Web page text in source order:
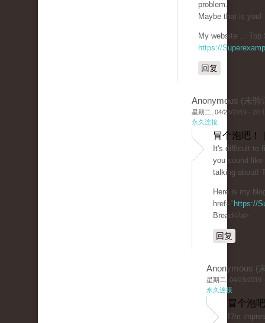
problem.
Maybe that is you!
My website ... Top
https://
回复
Anonymous (未验
星期二, 04/23/2019 -
永久连接
冒个泡吧！
It's difficult to
you sound like
talking about!
Here is my
href=" https://
Bread</a>
回复
Anonymous (
星期二, 04/23/2019
永久连接
冒个泡
I?m